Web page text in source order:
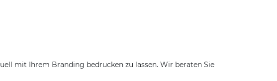
mit Ihrem Branding bedrucken zu lassen. Wir beraten Sie